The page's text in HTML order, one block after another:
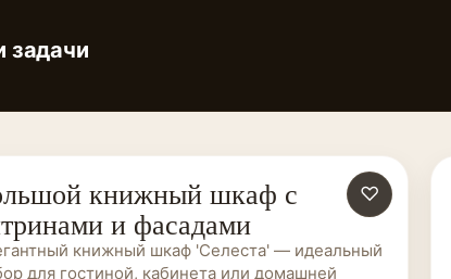
задачи
НА ЗАКАЗ ♡
книжный шкаф с
и фасадами
книжный шкаф 'Селеста' — идеальный
для гостиной, кабинета или домашней